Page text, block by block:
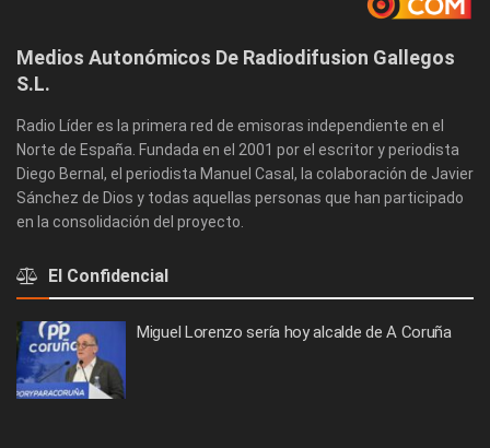
Medios Autonómicos De Radiodifusion Gallegos
S.L.
Radio Líder es la primera red de emisoras independiente en el
Norte de España. Fundada en el 2001 por el escritor y periodista
Diego Bernal, el periodista Manuel Casal, la colaboración de Javier
Sánchez de Dios y todas aquellas personas que han participado
en la consolidación del proyecto.
El Confidencial
Miguel Lorenzo sería hoy alcalde de A Coruña